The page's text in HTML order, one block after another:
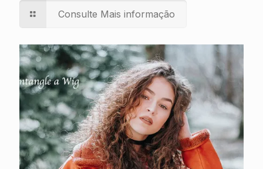
Consulte Mais informação